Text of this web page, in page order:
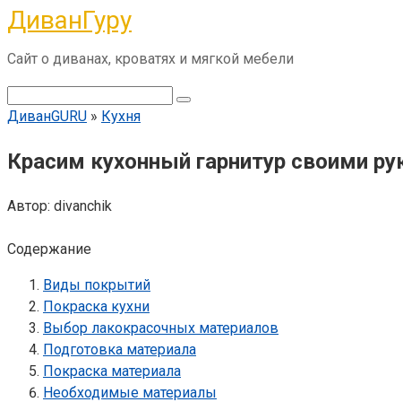
Перейти
к
контенту
ДиванГуру
Сайт о диванах, кроватях и мягкой мебели
ДиванGURU » Кухня
Красим кухонный гарнитур своими
Автор: divanchik
Содержание
Виды покрытий
Покраска кухни
Выбор лакокрасочных материалов
Подготовка материала
Покраска материала
Необходимые материалы